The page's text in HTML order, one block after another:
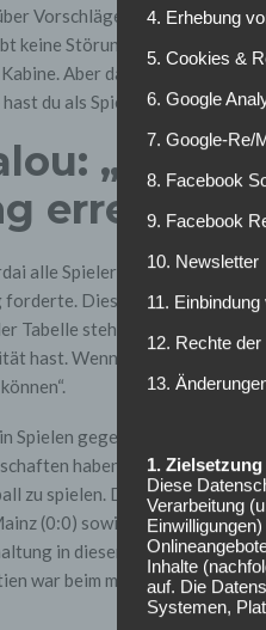
Vorschläge und diskutiert
keine Störungen“. Zudem
Aber das ist ja auch in
du als Spieler nicht unter
„Wir
erreichen“
alle Spieler ihr Saisonziel
Diesen Anspruch
Tabelle steht: „Du kannst nicht
hast. Wenn wir das konstant
Spielen gegen vermeintlich
haben wir es eher über
zu spielen. Dann sind wir
(0:0) sowie der Niederlage
in dieser Spielzeit erfüllt
war beim mit viel Moral
4. Erhebung
5. Cookies &
6. Google
7. Google-Re/
8. Facebook
9. Facebook
10. Newsletter
11.
12. Rechte
13.
1.
Diese
Verarbeitung
Inhalte
auf. Die
Systemen,